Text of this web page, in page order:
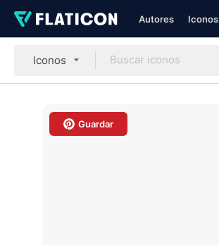
Autores Iconos
Iconos
Guardar